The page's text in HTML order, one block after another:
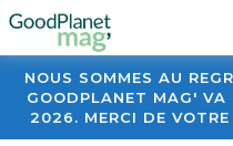
NOUS SOMMES AU
GOODPLANET MAG' VA
2026. MERCI DE